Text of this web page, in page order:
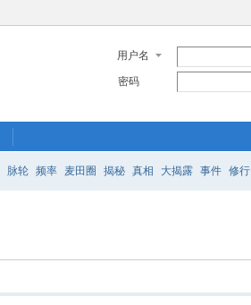
用户名
密码
脉轮 频率 麦田圈 揭秘 真相 大揭露 事件 修行